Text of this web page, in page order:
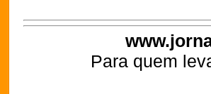
Para quem